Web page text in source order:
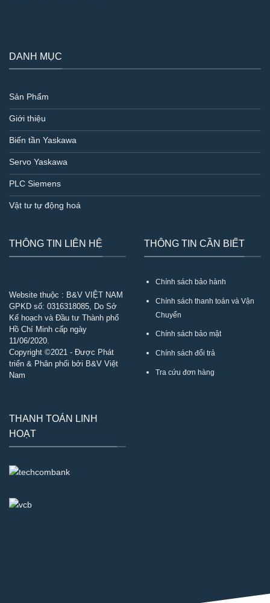
DANH MỤC
Sản Phẩm
Giới thiệu
Biến tần Yaskawa
Servo Yaskawa
PLC Siemens
Vật tư tự động hoá
THÔNG TIN LIÊN HỆ
Website thuộc : B&V VIỆT NAM
GPKD số: 0316318085, Do Sở
Kế hoạch và Đầu tư Thành phố
Hồ Chí Minh cấp ngày
11/06/2020.
Copyright ©2021 - Được Phát
triển & Phân phối bởi B&V Việt
Nam
THÔNG TIN CẦN BIẾT
Chính sách bảo hành
Chính sách thanh toán và Vận
Chuyển
Chính sách bảo mật
Chính sách đổi trả
Tra cứu đơn hàng
THANH TOÁN LINH
HOẠT